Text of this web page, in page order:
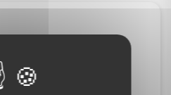
05/2024